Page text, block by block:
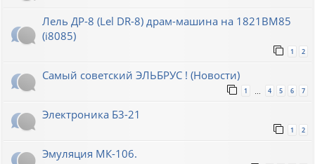
Лель ДР-8 (Lel DR-8) драм-машина на 1821ВМ85
(i8085)
1 2
Самый советский ЭЛЬБРУС ! (Новости)
1 … 4 5 6 7
Электроника Б3-21
1 2
Эмуляция МК-106.